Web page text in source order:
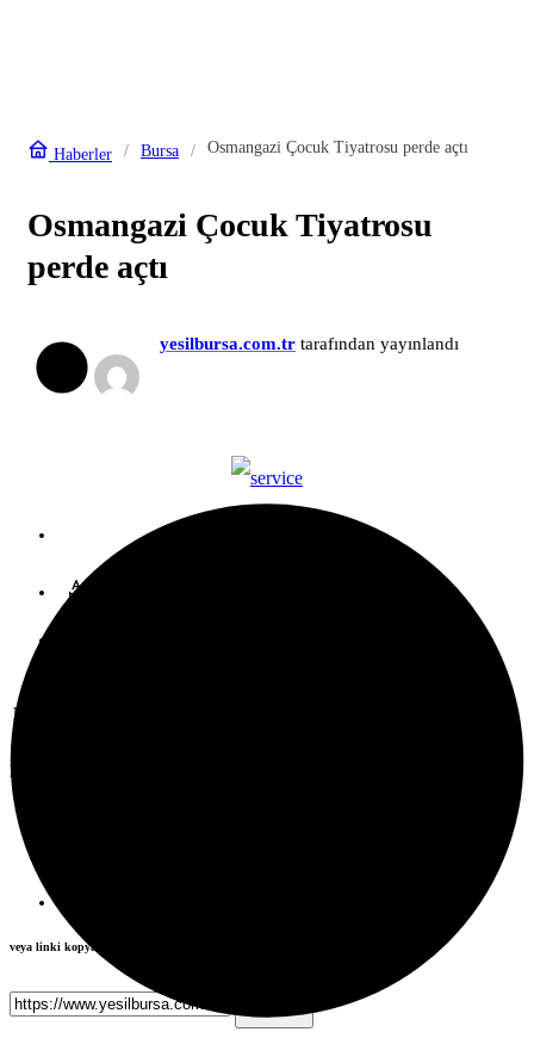
Haberler Bursa Osmangazi Çocuk Tiyatrosu perde açtı
Osmangazi Çocuk Tiyatrosu
perde açtı
yesilbursa.com.tr tarafından yayınlandı
Paylaş
Bu Yazıyı Paylaş
veya linki kopyala